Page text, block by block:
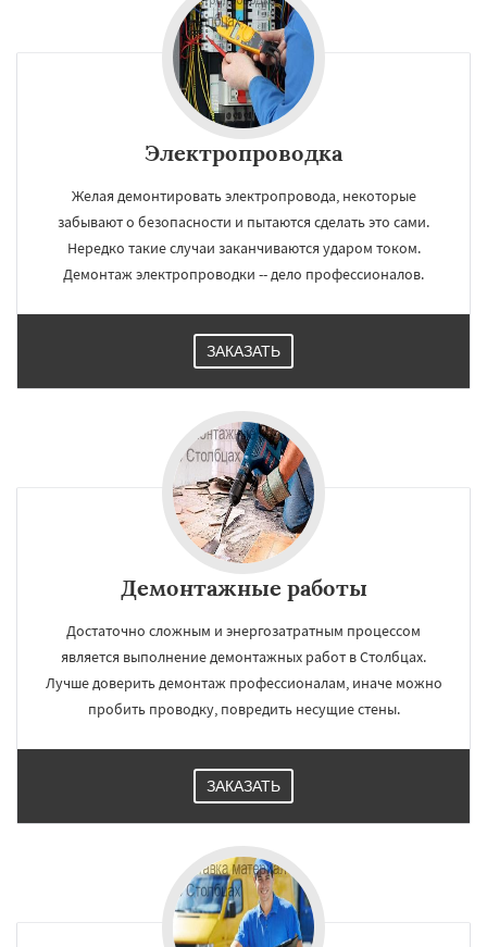
Фаниполь Несвиж
Березино Клецк
Старые дороги Воложин Узда
Крупки Мядель
Электропроводка
Желая демонтировать электропровода, некоторые
забывают о безопасности и пытаются сделать это сами.
Нередко такие случаи заканчиваются ударом током.
Демонтаж электропроводки -- дело профессионалов.
ЗАКАЗАТЬ
Демонтажные работы
Достаточно сложным и энергозатратным процессом
является выполнение демонтажных работ в Столбцах.
Лучше доверить демонтаж профессионалам, иначе можно
пробить проводку, повредить несущие стены.
ЗАКАЗАТЬ
Даю согласие на обработку персональных данных